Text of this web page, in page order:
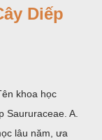
Diếp
khoa học
Saururaceae. A.
lâu năm, ưa